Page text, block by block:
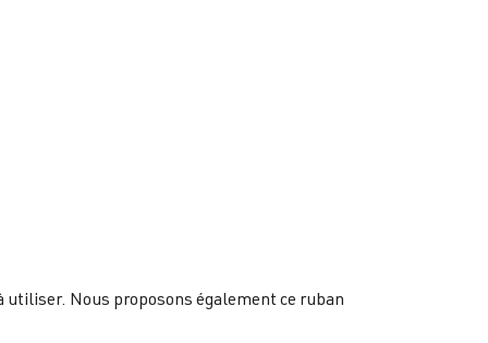
Nous proposons également ce ruban